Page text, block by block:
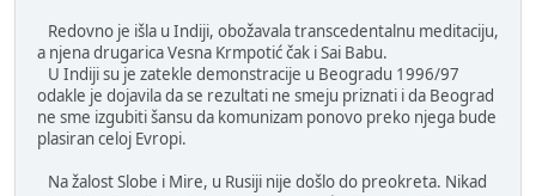
Redovno je išla u Indiji, obožavala transcedentalnu meditaciju,
a njena drugarica Vesna Krmpotić čak i Sai Babu.
U Indiji su je zatekle demonstracije u Beogradu 1996/97
odakle je dojavila da se rezultati ne smeju priznati i da Beograd
ne sme izgubiti šansu da komunizam ponovo preko njega bude
plasiran celoj Evropi.
Na žalost Slobe i Mire, u Rusiji nije došlo do preokreta. Nikad